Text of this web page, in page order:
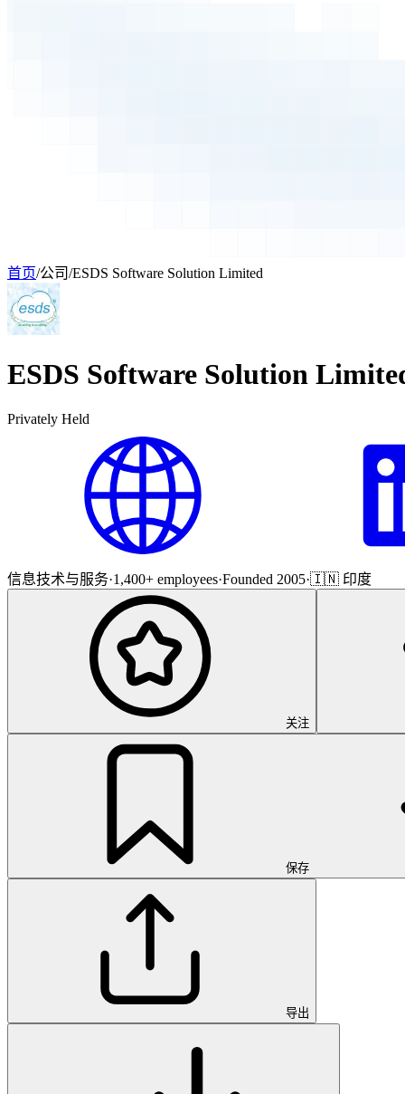
首页/公司/ESDS Software Solution Limited
ESDS Software Solution
Privately Held
信息技术与服务·1,400+ employees·Founded 2005·🇮🇳 印度
关注
保存
导出